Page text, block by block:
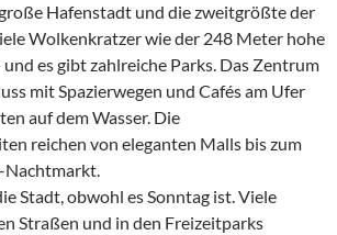
Hafenstadt und die zweitgrößte der
Wolkenkratzer wie der 248 Meter hohe
und es gibt zahlreiche Parks. Das Zentrum
mit Spazierwegen und Cafés am Ufer
auf dem Wasser. Die
reichen von eleganten Malls bis zum
Nachtmarkt.
Stadt, obwohl es Sonntag ist. Viele
Straßen und in den Freizeitparks